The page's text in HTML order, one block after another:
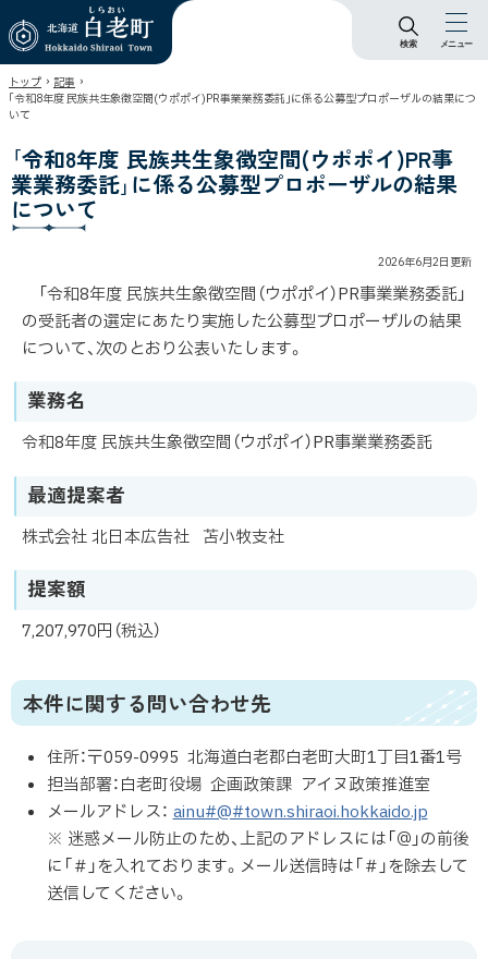
北海道 白老町
Hokkaido Shiraoi
Town
メニュー
検索
トップ › 記事 ›
｢令和8年度 民族共生象徴空間(ウポポイ)PR事業業務委託｣に係る公募型プロポーザルの結果につ
いて
｢令和8年度 民族共生象徴空間(ウポポイ)PR事
業業務委託｣に係る公募型プロポーザルの結果
について
2026年6月2日 更新
「令和8年度 民族共生象徴空間（ウポポイ）PR事業業務委託」
の受託者の選定にあたり実施した公募型プロポーザルの結果
について、次のとおり公表いたします。
業務名
令和8年度 民族共生象徴空間（ウポポイ）PR事業業務委託
最適提案者
株式会社 北日本広告社 苫小牧支社
提案額
7,207,970円（税込）
本件に関する問い合わせ先
住所：〒059-0995 北海道白老郡白老町大町1丁目1番1号
担当部署：白老町役場 企画政策課 アイヌ政策推進室
メールアドレス：ainu#@#town.shiraoi.hokkaido.jp
※ 迷惑メール防止のため、上記のアドレスには「＠」の前後
に「＃」を入れております。メール送信時は「＃」を除去して
送信してください。